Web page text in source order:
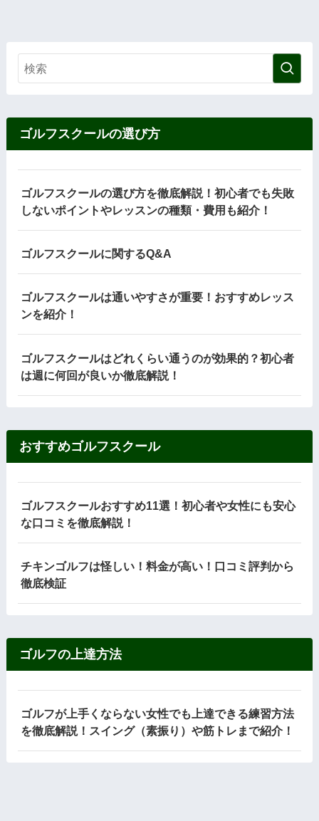
ゴルフスクールの選び方
ゴルフスクールの選び方を徹底解説！初心者でも失敗
しないポイントやレッスンの種類・費用も紹介！
ゴルフスクールに関するQ&A
ゴルフスクールは通いやすさが重要！おすすめレッス
ンを紹介！
ゴルフスクールはどれくらい通うのが効果的？初心者
は週に何回が良いか徹底解説！
おすすめゴルフスクール
ゴルフスクールおすすめ11選！初心者や女性にも安心
な口コミを徹底解説！
チキンゴルフは怪しい！料金が高い！口コミ評判から
徹底検証
ゴルフの上達方法
ゴルフが上手くならない女性でも上達できる練習方法
を徹底解説！スイング（素振り）や筋トレまで紹介！